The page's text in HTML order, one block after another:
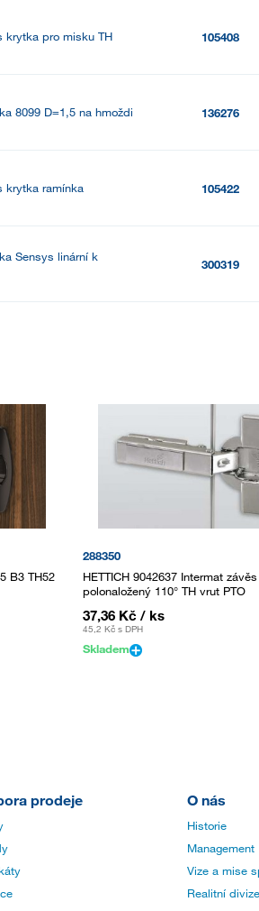
krytka pro misku TH 105408
8099 D=1,5 na hmoždi 136276
krytka ramínka 105422
Sensys linární k
300319
B3 TH52
288350
HETTICH 9042637 Intermat závěs
polonaložený 110° TH vrut PTO
37,36 Kč / ks
45,2 Kč s DPH
Skladem
prodeje O nás
Historie
Management
Vize a mise
Realitní divize